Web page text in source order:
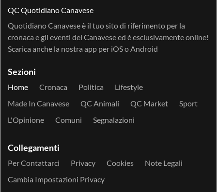
QC Quotidiano Canavese
Quotidiano Canavese è il tuo sito di riferimento per la
cronaca e gli eventi del Canavese ed è esclusivamente online!
Scarica anche la nostra app per iOSo Android
Sezioni
Home Cronaca Politica
Lifestyle
Made In Canavese
QC Animali QC Market
Sport
L'Opinione
Comuni Segnalazioni
Collegamenti
Per Contattarci Privacy Cookies
Note Legali
Cambia Impostazioni Privacy